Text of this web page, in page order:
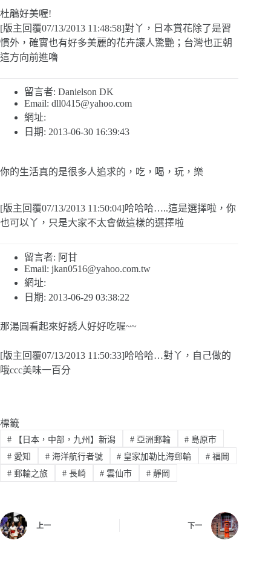
杜鵑好美喔!
[版主回覆07/13/2013 11:48:58]對丫，日本賞花除了是習
慣外，確實也有好多美麗的花卉讓人驚艷；台灣也正朝
這方向前進嚕
留言者: Danielson DK
Email: dll0415@yahoo.com
網址:
日期: 2013-06-30 16:39:43
你的生活真的是很多人追求的，吃，喝，玩，樂
[版主回覆07/13/2013 11:50:04]哈哈哈…..這是選擇啦，你
也可以丫，只是大家不太會做這樣的選擇啦
留言者: 阿甘
Email: jkan0516@yahoo.com.tw
網址:
日期: 2013-06-29 03:38:22
那湯圓看起來好誘人好好吃喔~~
[版主回覆07/13/2013 11:50:33]哈哈哈…對丫，自己做的
哦ccc美味一百分
標籤
#【日本，中部，九州】新潟 #亞洲郵輪 # 島原市
#愛知 #海洋航行者號 # 皇家加勒比海郵輪 # 福岡
#郵輪之旅 #長崎 # 雲仙市 # 靜岡
上一 下一